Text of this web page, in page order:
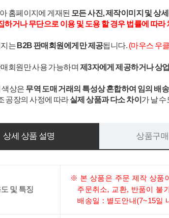
홈페이지에 게재된 모든 사진, 제작이미지 및 상
거나 무단으로 이용 및 도용 할 경우 법률에 따라
는 B2B 판매회원에게만 제공됩니다. (마우스 우
회원만 사용 가능하며 제3자에게 제공하거나 상
색상은 무역 도매 거래의 특성상 혼합하여 임의 배송
공장의 사정에 따라실제 상품과 다소 차이 가 날
상세 상품 설명 상품구
및 특징
※ 본 상품은 주문 제작 상품
주문취소, 교환, 반품이 불
배송일 : 별도안내(7~15일